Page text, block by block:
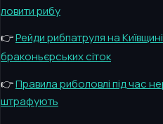
ловити рибу
👉Рейди рибпатруля на
браконьєрських сіток
👉Правила риболовлі під час
штрафують